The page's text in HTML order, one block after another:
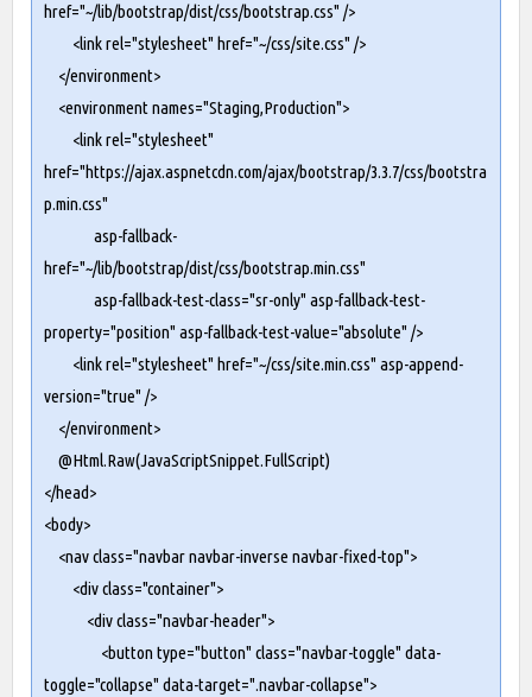
href="~/lib/bootstrap/dist/css/bootstrap.css" />
<link rel="stylesheet" href="~/css/site.css" />
</environment>
<environment names="Staging,Production">
<link rel="stylesheet"
href="https://ajax.aspnetcdn.com/ajax/bootstrap/3.3.7/css/bootstra
p.min.css"
asp-fallback-
href="~/lib/bootstrap/dist/css/bootstrap.min.css"
asp-fallback-test-class="sr-only" asp-fallback-test-
property="position" asp-fallback-test-value="absolute" />
<link rel="stylesheet" href="~/css/site.min.css" asp-append-
version="true" />
</environment>
@Html.Raw(JavaScriptSnippet.FullScript)
</head>
<body>
<nav class="navbar navbar-inverse navbar-fixed-top">
<div class="container">
<div class="navbar-header">
<button type="button" class="navbar-toggle" data-
toggle="collapse" data-target=".navbar-collapse">